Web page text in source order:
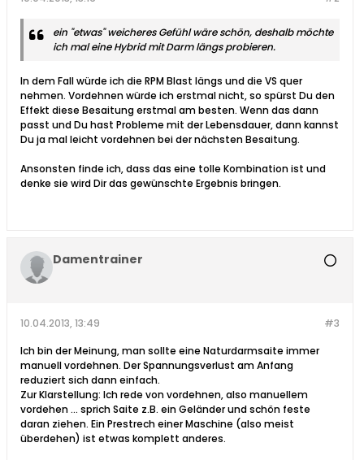
ein "etwas" weicheres Gefühl wäre schön, deshalb möchte
ich mal eine Hybrid mit Darm längs probieren.
In dem Fall würde ich die RPM Blast längs und die VS quer
nehmen. Vordehnen würde ich erstmal nicht, so spürst Du den
Effekt diese Besaitung erstmal am besten. Wenn das dann
passt und Du hast Probleme mit der Lebensdauer, dann kannst
Du ja mal leicht vordehnen bei der nächsten Besaitung.
Ansonsten finde ich, dass das eine tolle Kombination ist und
denke sie wird Dir das gewünschte Ergebnis bringen.
Damentrainer
#3
10.04.2013, 13:49
Ich bin der Meinung, man sollte eine Naturdarmsaite immer
manuell vordehnen. Der Spannungsverlust am Anfang
reduziert sich dann einfach.
Zur Klarstellung: Ich rede von vordehnen, also manuellem
vordehen ... sprich Saite z.B. ein Geländer und schön feste
daran ziehen. Ein Prestrech einer Maschine (also meist
überdehen) ist etwas komplett anderes.